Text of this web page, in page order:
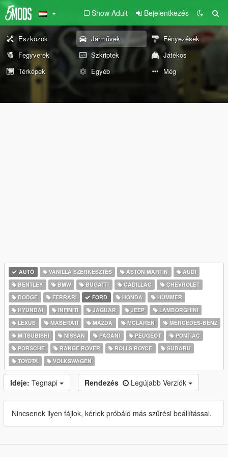
Show Adult Bejelentkezés
Eszközök Járművek
Fényezések
Fegyverek
Szkriptek
Játékos
Térképek
Egyéb Még
AUTÓ VANILLA SZERKESZTÉS ASTON MARTIN
AUDI
BENTLEY
BMW BUGATTI CADILLAC
CHEVROLET
DODGE
FERRARI FORD HONDA
HUMMER
HYUNDAI
INFINITI JAGUAR JEEP
LAMBORGHINI
LEXUS
MASERATI MAZDA MCLAREN
MERCEDES-BENZ
MITSUBISHI
NISSAN PAGANI PEUGEOT
PONTIAC
PORSCHE
RANGE ROVER ROLLS ROYCE
SUBARU
TOYOTA
VOLKSWAGEN
Ideje: Tegnapi Rendezés Legújabb Verziók
Nincsenek ilyen fájlok, kérlek próbáld más szűrési beállítással.